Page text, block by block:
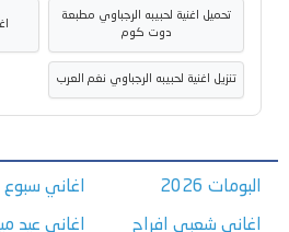
تحميل اغنية لحبيبه الرجباوي مطبعة
دوت كوم
تنزيل اغنية لحبيبه الرجباوي نغم العرب
البومات 2026
اغاني شعبي افراح
اغاني سبوع
اغاني عيد